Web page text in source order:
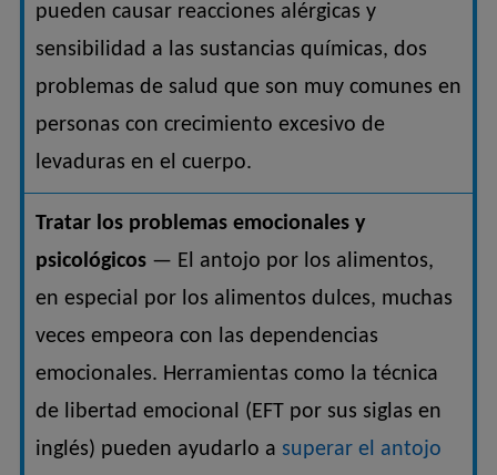
pueden causar reacciones alérgicas y
sensibilidad a las sustancias químicas, dos
problemas de salud que son muy comunes en
personas con crecimiento excesivo de
levaduras en el cuerpo.
Tratar los problemas emocionales y
psicológicos— El antojo por los alimentos,
en especial por los alimentos dulces, muchas
veces empeora con las dependencias
emocionales. Herramientas como la técnica
de libertad emocional (EFT por sus siglas en
inglés) pueden ayudarlo a superar el antojo